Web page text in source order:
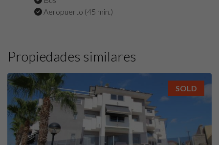
Aeropuerto (45 min.)
Propiedades similares
SOLD